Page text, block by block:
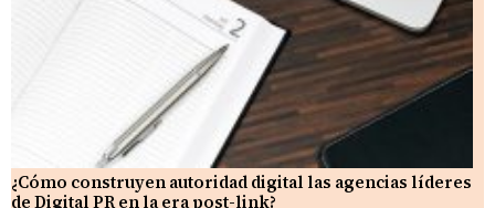
¿Cómo construyen autoridad digital las agencias líderes
de Digital PR en la era post-link?